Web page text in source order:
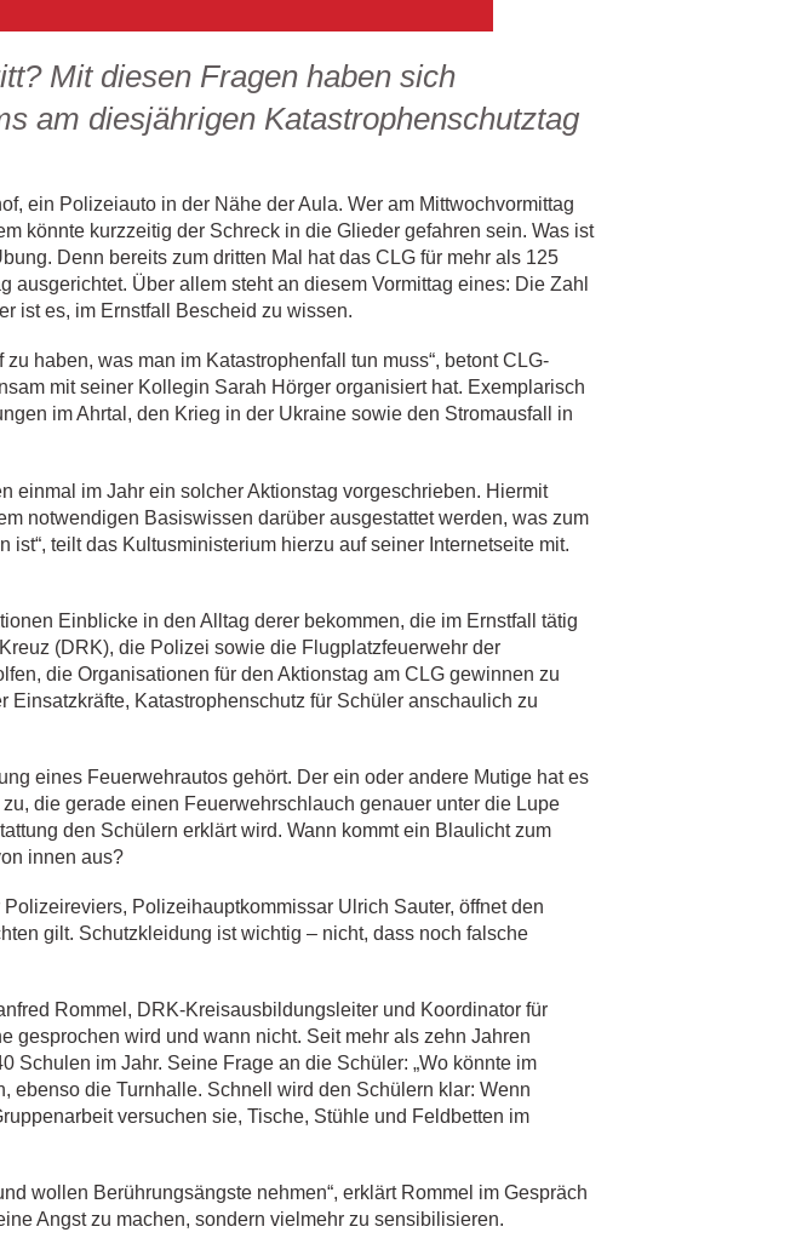
Mit diesen Fragen haben sich
am diesjährigen Katastrophenschutztag
ein Polizeiauto in der Nähe der Aula. Wer am Mittwochvormittag
könnte kurzzeitig der Schreck in die Glieder gefahren sein. Was ist
Denn bereits zum dritten Mal hat das CLG für mehr als 125
Über allem steht an diesem Vormittag eines: Die Zahl
ist es, im Ernstfall Bescheid zu wissen.
haben, was man im Katastrophenfall tun muss“, betont CLG-
mit seiner Kollegin Sarah Hörger organisiert hat. Exemplarisch
im Ahrtal, den Krieg in der Ukraine sowie den Stromausfall in
einmal im Jahr ein solcher Aktionstag vorgeschrieben. Hiermit
notwendigen Basiswissen darüber ausgestattet werden, was zum
teilt das Kultusministerium hierzu auf seiner Internetseite mit.
Einblicke in den Alltag derer bekommen, die im Ernstfall tätig
(DRK), die Polizei sowie die Flugplatzfeuerwehr der
die Organisationen für den Aktionstag am CLG gewinnen zu
Katastrophenschutz für Schüler anschaulich zu
eines Feuerwehrautos gehört. Der ein oder andere Mutige hat es
die gerade einen Feuerwehrschlauch genauer unter die Lupe
den Schülern erklärt wird. Wann kommt ein Blaulicht zum
innen aus?
Polizeihauptkommissar Ulrich Sauter, öffnet den
gilt. Schutzkleidung ist wichtig – nicht, dass noch falsche
Rommel, DRK-Kreisausbildungsleiter und Koordinator für
gesprochen wird und wann nicht. Seit mehr als zehn Jahren
Schulen im Jahr. Seine Frage an die Schüler: „Wo könnte im
ebenso die Turnhalle. Schnell wird den Schülern klar: Wenn
versuchen sie, Tische, Stühle und Feldbetten im
wollen Berührungsängste nehmen“, erklärt Rommel im Gespräch
Angst zu machen, sondern vielmehr zu sensibilisieren.